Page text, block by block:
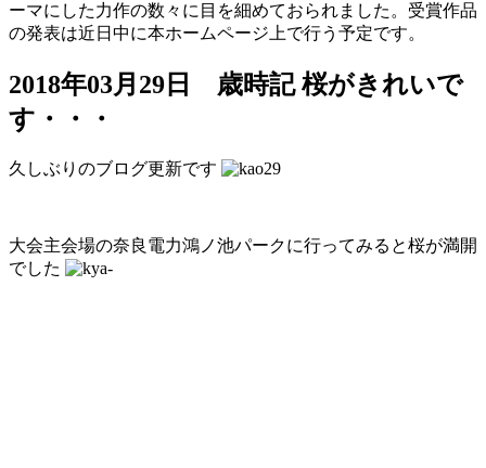
ーマにした力作の数々に目を細めておられました。受賞作品
の発表は近日中に本ホームページ上で行う予定です。
2018年03月29日 歳時記 桜がきれいで
す・・・
久しぶりのブログ更新です
大会主会場の奈良電力鴻ノ池パークに行ってみると桜が満開
でした